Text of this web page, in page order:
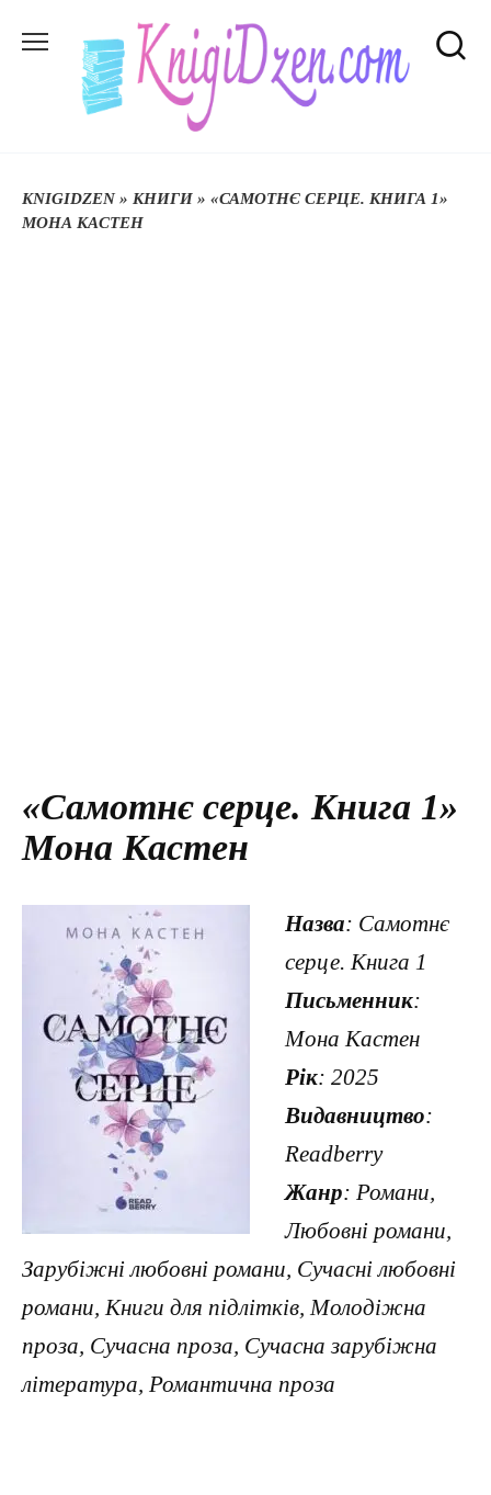
до
KNIGIDZEN» КНИГИ » «САМОТНЄ СЕРЦЕ. КНИГА 1»
МОНА КАСТЕН
«Самотнє серце. Книга 1»
Мона Кастен
Назва: Самотнє
серце. Книга 1
Письменник:
Мона Кастен
Рік: 2025
Видавництво:
Readberry
Жанр: Романи,
Любовні романи,
Зарубіжні любовні романи, Сучасні любовні
романи, Книги для підлітків, Молодіжна
проза, Сучасна проза, Сучасна зарубіжна
література, Романтична проза